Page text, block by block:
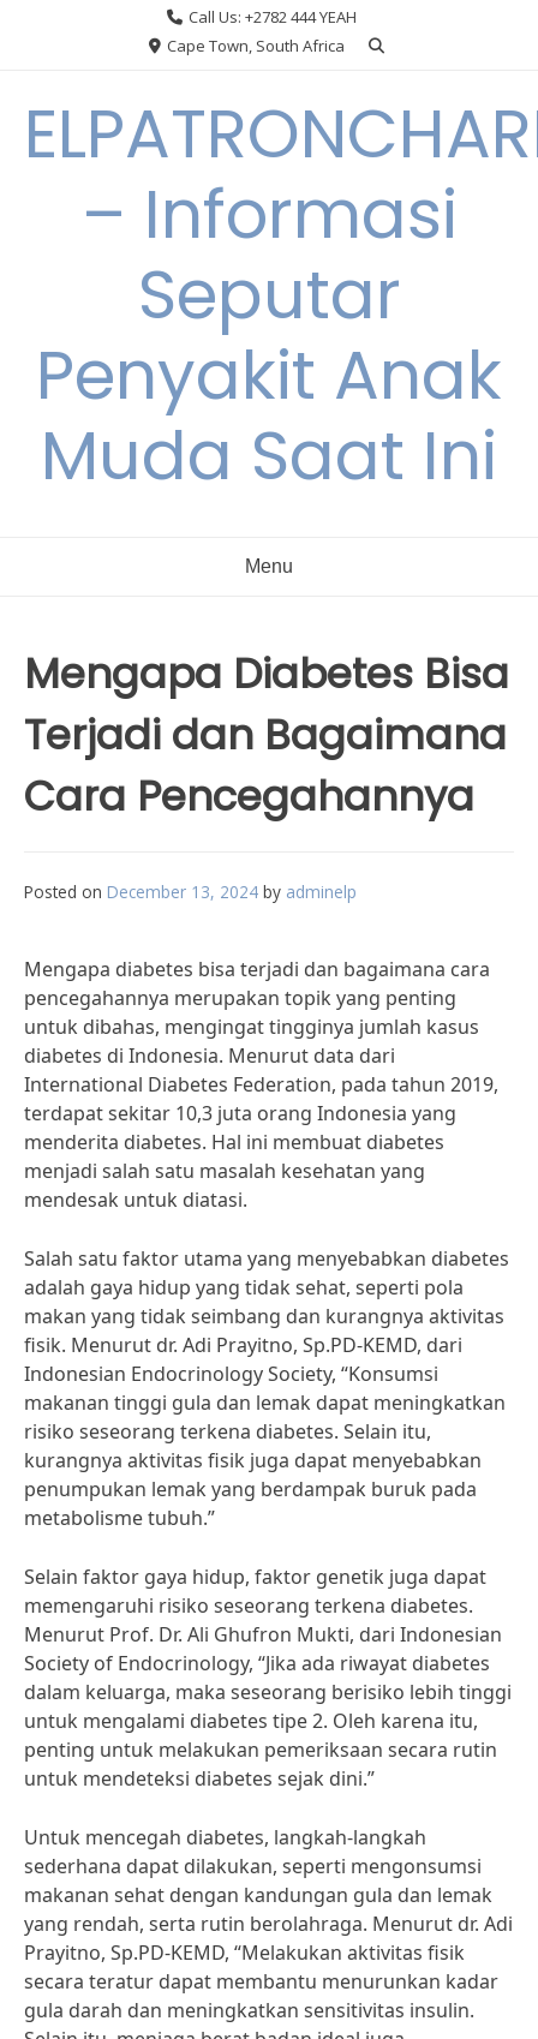
Call Us: +2782 444 YEAH
Cape Town, South Africa
– Informasi
Seputar
Penyakit Anak
Muda Saat Ini
Menu
Mengapa Diabetes Bisa
Terjadi dan Bagaimana
Cara Pencegahannya
Posted on December 13, 2024 by adminelp
Mengapa diabetes bisa terjadi dan bagaimana cara
pencegahannya merupakan topik yang penting
untuk dibahas, mengingat tingginya jumlah kasus
diabetes di Indonesia. Menurut data dari
International Diabetes Federation, pada tahun 2019,
terdapat sekitar 10,3 juta orang Indonesia yang
menderita diabetes. Hal ini membuat diabetes
menjadi salah satu masalah kesehatan yang
mendesak untuk diatasi.
Salah satu faktor utama yang menyebabkan diabetes
adalah gaya hidup yang tidak sehat, seperti pola
makan yang tidak seimbang dan kurangnya aktivitas
fisik. Menurut dr. Adi Prayitno, Sp.PD-KEMD, dari
Indonesian Endocrinology Society, “Konsumsi
makanan tinggi gula dan lemak dapat meningkatkan
risiko seseorang terkena diabetes. Selain itu,
kurangnya aktivitas fisik juga dapat menyebabkan
penumpukan lemak yang berdampak buruk pada
metabolisme tubuh.”
Selain faktor gaya hidup, faktor genetik juga dapat
memengaruhi risiko seseorang terkena diabetes.
Menurut Prof. Dr. Ali Ghufron Mukti, dari Indonesian
Society of Endocrinology, “Jika ada riwayat diabetes
dalam keluarga, maka seseorang berisiko lebih tinggi
untuk mengalami diabetes tipe 2. Oleh karena itu,
penting untuk melakukan pemeriksaan secara rutin
untuk mendeteksi diabetes sejak dini.”
Untuk mencegah diabetes, langkah-langkah
sederhana dapat dilakukan, seperti mengonsumsi
makanan sehat dengan kandungan gula dan lemak
yang rendah, serta rutin berolahraga. Menurut dr. Adi
Prayitno, Sp.PD-KEMD, “Melakukan aktivitas fisik
secara teratur dapat membantu menurunkan kadar
gula darah dan meningkatkan sensitivitas insulin.